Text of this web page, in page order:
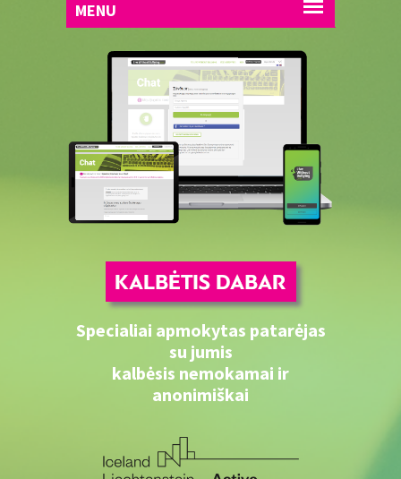
Specialiai apmokytas patarėjas
su jumis
kalbėsis nemokamai ir
anonimiškai